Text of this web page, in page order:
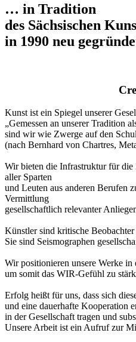
… in Tradition
des Sächsischen
in 1990 neu
Kunst ist ein Spiegel unserer
„Gemessen an unserer Tradition
sind wir wie Zwerge auf den
(nach Bernhard von Chartres,
Wir bieten die Infrastruktur für
aller Sparten
und Leuten aus anderen Berufen
Vermittlung
gesellschaftlich relevanter
Künstler sind kritische Beobachter
Sie sind Seismographen
Wir positionieren unsere Werke in
um somit das WIR-Gefühl zu
Erfolg heißt für uns, dass sich
und eine dauerhafte Kooperation
in der Gesellschaft tragen und
Unsere Arbeit ist ein Aufruf zur